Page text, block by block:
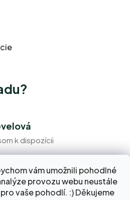
vám umožnili pohodlné
provozu webu neustále
vaše pohodlí. :) Děkujeme
k dispozícii
9:00 až 17:00